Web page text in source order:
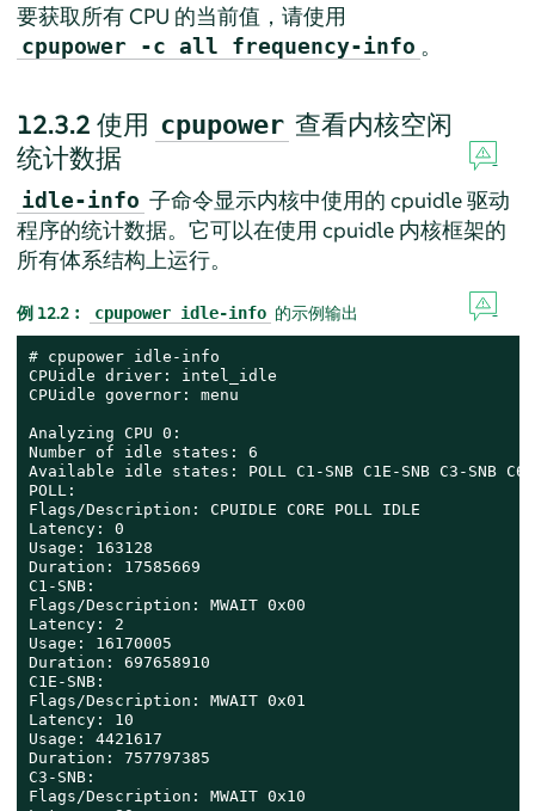
要获取所有 CPU 的当前值，请使用
cpupower -c all frequency-info 。
12.3.2 使用 cpupower 查看内核空闲
统计数据
idle-info 子命令显示内核中使用的 cpuidle 驱动
程序的统计数据。它可以在使用 cpuidle 内核框架的
所有体系结构上运行。
例 12.2︰ cpupower idle-info 的示例输出
# cpupower idle-info
CPUidle driver: intel_idle
CPUidle governor: menu
Analyzing CPU 0:
Number of idle states: 6
Available idle states: POLL C1-SNB C1E-SNB C3-SNB C6-
POLL:
Flags/Description: CPUIDLE CORE POLL IDLE
Latency: 0
Usage: 163128
Duration: 17585669
C1-SNB:
Flags/Description: MWAIT 0x00
Latency: 2
Usage: 16170005
Duration: 697658910
C1E-SNB:
Flags/Description: MWAIT 0x01
Latency: 10
Usage: 4421617
Duration: 757797385
C3-SNB:
Flags/Description: MWAIT 0x10